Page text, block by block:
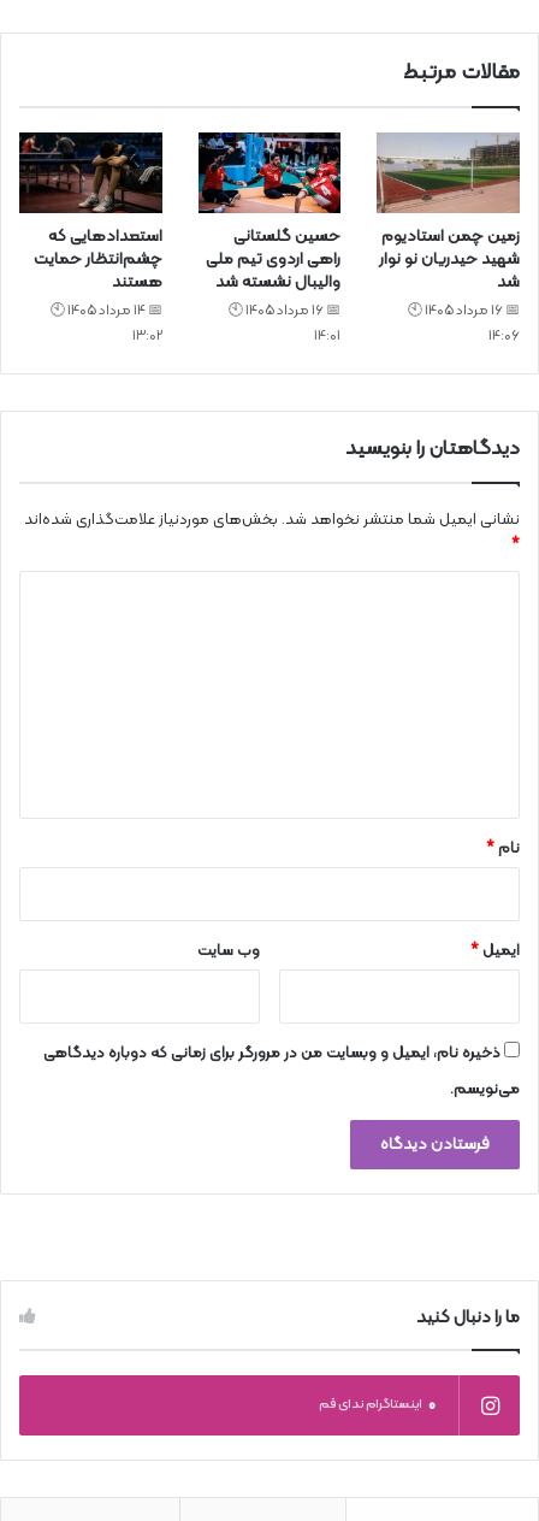
مقالات مرتبط
زمین چمن استادیوم
شهید حیدریان نو نوار
شد
📅 16 مرداد 1405 🕙
14:06
حسین گلستانی
راهی اردوی تیم ملی
والیبال نشسته شد
📅 16 مرداد 1405 🕙
14:01
استعدادهایی که
چشم‌انتظار حمایت
هستند
📅 14 مرداد 1405 🕙
13:02
دیدگاهتان را بنویسید
نشانی ایمیل شما منتشر نخواهد شد. بخش‌های موردنیاز علامت‌گذاری شده‌اند
*
نام*
ایمیل* وب‌ سایت
ذخیره نام، ایمیل و وبسایت من در مرورگر برای زمانی که دوباره دیدگاهی
می‌نویسم.
ما را دنبال کنید
0 اینستاگرام ندای قم